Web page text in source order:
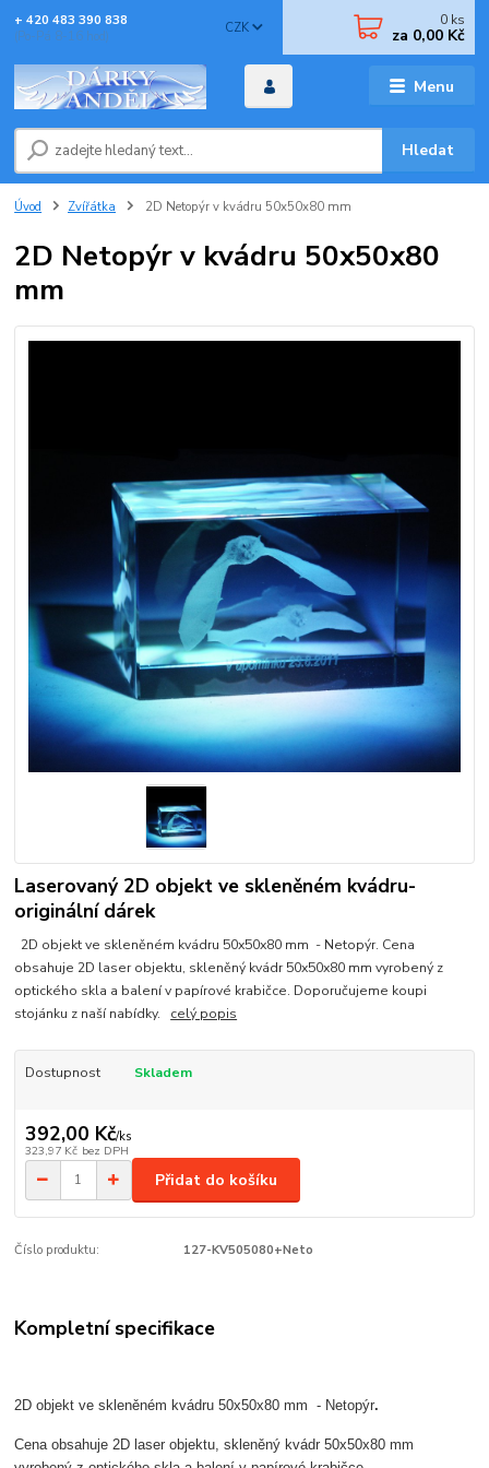
Menu
CZK
Hledat
+ 420 483 390 838
(Po-Pá 8-16 hod)
0 ks
za 0,00 Kč
Úvod Zvířátka 2D Netopýr v kvádru 50x50x80 mm
2D Netopýr v kvádru 50x50x80
mm
Laserovaný 2D objekt ve skleněném kvádru-
originální dárek
2D objekt ve skleněném kvádru 50x50x80 mm - Netopýr. Cena
obsahuje 2D laser objektu, skleněný kvádr 50x50x80 mm vyrobený z
optického skla a balení v papírové krabičce. Doporučujeme koupi
stojánku z naší nabídky. celý popis
Dostupnost Skladem
392,00 Kč/ks
323,97 Kč bez DPH
Přidat do košíku
Číslo produktu: 127-KV505080+Neto
Kompletní specifikace
2D objekt ve skleněném kvádru 50x50x80 mm - Netopýr.
Cena obsahuje 2D laser objektu, skleněný kvádr 50x50x80 mm